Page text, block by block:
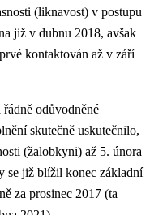
(liknavost) v postupu
již v dubnu 2018, avšak
kontaktován až v září
odůvodněné
skutečně uskutečnilo,
(žalobkyni) až 5. února
se již blížil konec základní
za prosinec 2017 (ta